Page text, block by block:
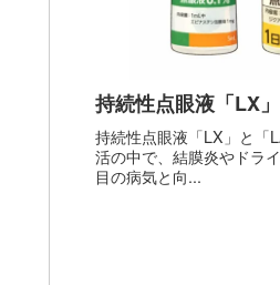
持続性点眼液「LX
持続性点眼液「LX」と「
活の中で、結膜炎やドラ
目の病気と向...